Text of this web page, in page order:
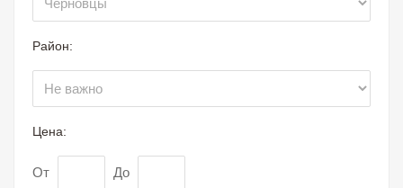
Район:
Цена:
От До